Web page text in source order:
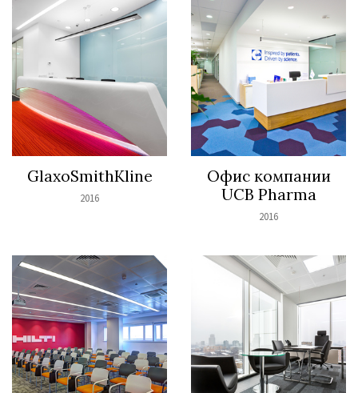
GlaxoSmithKline
2016
Офис компании
UCB Pharma
2016